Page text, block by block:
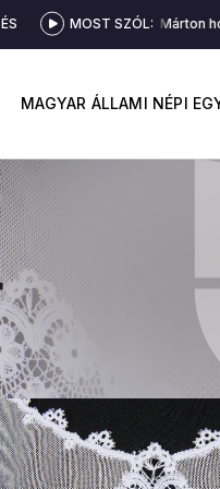
ALMENÜ MEGNYITÁSA
MAGYAR ÁLLAMI NÉPI
MOST SZÓL:
Fehér Márton